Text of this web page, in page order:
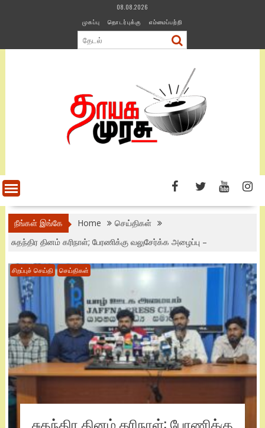
08.08.2026
முகப்பு
தொடர்புக்கு எம்மைப்பற்றி
நீங்கள் இங்கே Home
செய்திகள்
சுதந்திர தினம் கரிநாள்; பேரணிக்கு வலுசேர்க்க அழைப்பு –
சிறப்புச் செய்தி செய்திகள்
சுதந்திர தினம் கரிநாள்; பேரணிக்கு